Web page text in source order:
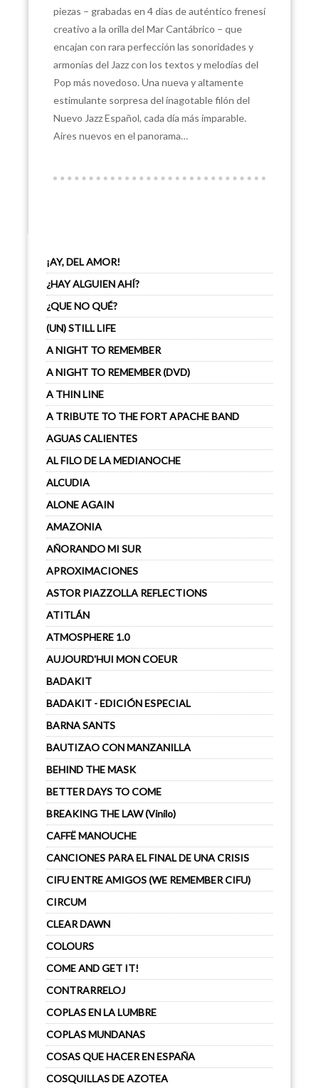
piezas – grabadas en 4 días de auténtico frenesí
creativo a la orilla del Mar Cantábrico – que
encajan con rara perfección las sonoridades y
armonías del Jazz con los textos y melodías del
Pop más novedoso. Una nueva y altamente
estimulante sorpresa del inagotable filón del
Nuevo Jazz Español, cada día más imparable.
Aires nuevos en el panorama…
¡AY, DEL AMOR!
¿HAY ALGUIEN AHÍ?
¿QUE NO QUÉ?
(UN) STILL LIFE
A NIGHT TO REMEMBER
A NIGHT TO REMEMBER (DVD)
A THIN LINE
A TRIBUTE TO THE FORT APACHE BAND
AGUAS CALIENTES
AL FILO DE LA MEDIANOCHE
ALCUDIA
ALONE AGAIN
AMAZONIA
AÑORANDO MI SUR
APROXIMACIONES
ASTOR PIAZZOLLA REFLECTIONS
ATITLÁN
ATMOSPHERE 1.0
AUJOURD'HUI MON COEUR
BADAKIT
BADAKIT - EDICIÓN ESPECIAL
BARNA SANTS
BAUTIZAO CON MANZANILLA
BEHIND THE MASK
BETTER DAYS TO COME
BREAKING THE LAW (Vinilo)
CAFFË MANOUCHE
CANCIONES PARA EL FINAL DE UNA CRISIS
CIFU ENTRE AMIGOS (WE REMEMBER CIFU)
CIRCUM
CLEAR DAWN
COLOURS
COME AND GET IT!
CONTRARRELOJ
COPLAS EN LA LUMBRE
COPLAS MUNDANAS
COSAS QUE HACER EN ESPAÑA
COSQUILLAS DE AZOTEA